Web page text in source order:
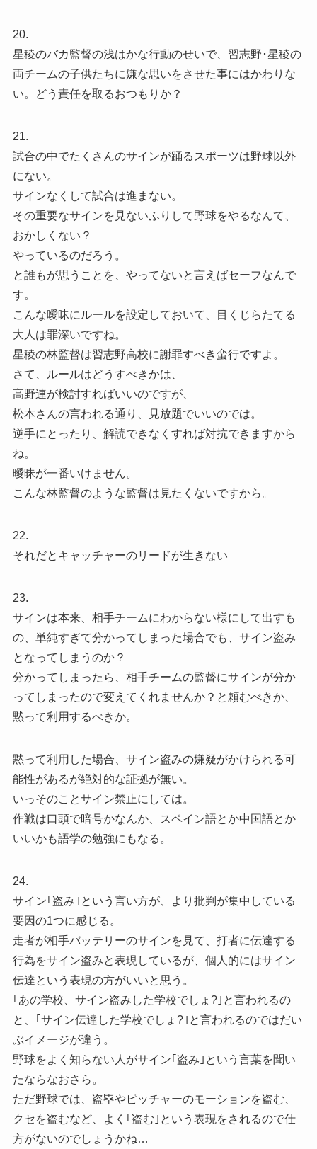
20.
星稜のバカ監督の浅はかな行動のせいで、習志野･星稜の
両チームの子供たちに嫌な思いをさせた事にはかわりな
い。どう責任を取るおつもりか？
21.
試合の中でたくさんのサインが踊るスポーツは野球以外
にない。
サインなくして試合は進まない。
その重要なサインを見ないふりして野球をやるなんて、
おかしくない？
やっているのだろう。
と誰もが思うことを、やってないと言えばセーフなんで
す。
こんな曖昧にルールを設定しておいて、目くじらたてる
大人は罪深いですね。
星稜の林監督は習志野高校に謝罪すべき蛮行ですよ。
さて、ルールはどうすべきかは、
高野連が検討すればいいのですが、
松本さんの言われる通り、見放題でいいのでは。
逆手にとったり、解読できなくすれば対抗できますから
ね。
曖昧が一番いけません。
こんな林監督のような監督は見たくないですから。
22.
それだとキャッチャーのリードが生きない
23.
サインは本来、相手チームにわからない様にして出すも
の、単純すぎて分かってしまった場合でも、サイン盗み
となってしまうのか？
分かってしまったら、相手チームの監督にサインが分か
ってしまったので変えてくれませんか？と頼むべきか、
黙って利用するべきか。
黙って利用した場合、サイン盗みの嫌疑がかけられる可
能性があるが絶対的な証拠が無い。
いっそのことサイン禁止にしては。
作戦は口頭で暗号かなんか、スペイン語とか中国語とか
いいかも語学の勉強にもなる。
24.
サイン｢盗み｣という言い方が、より批判が集中している
要因の1つに感じる。
走者が相手バッテリーのサインを見て、打者に伝達する
行為をサイン盗みと表現しているが、個人的にはサイン
伝達という表現の方がいいと思う。
｢あの学校、サイン盗みした学校でしょ?｣と言われるの
と、｢サイン伝達した学校でしょ?｣と言われるのではだい
ぶイメージが違う。
野球をよく知らない人がサイン｢盗み｣という言葉を聞い
たならなおさら。
ただ野球では、盗塁やピッチャーのモーションを盗む、
クセを盗むなど、よく｢盗む｣という表現をされるので仕
方がないのでしょうかね…